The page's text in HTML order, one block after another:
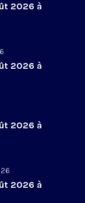
2026 à
2026 à
2026 à
2026 à